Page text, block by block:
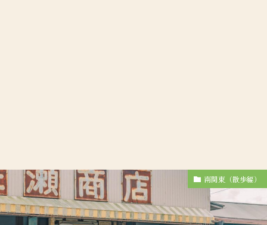
南関東（散歩編）